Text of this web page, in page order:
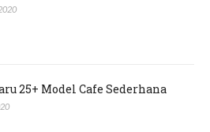
25+ Model Cafe Sederhana